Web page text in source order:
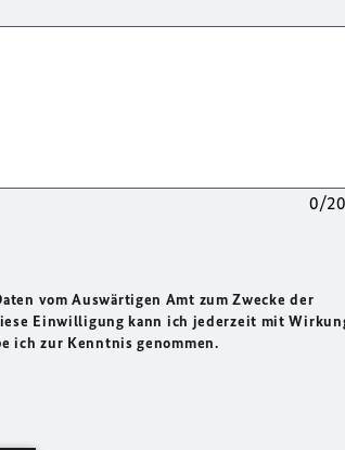
0/
vom Auswärtigen Amt zum Zwecke der
Einwilligung kann ich jederzeit mit
ich zur Kenntnis genommen.